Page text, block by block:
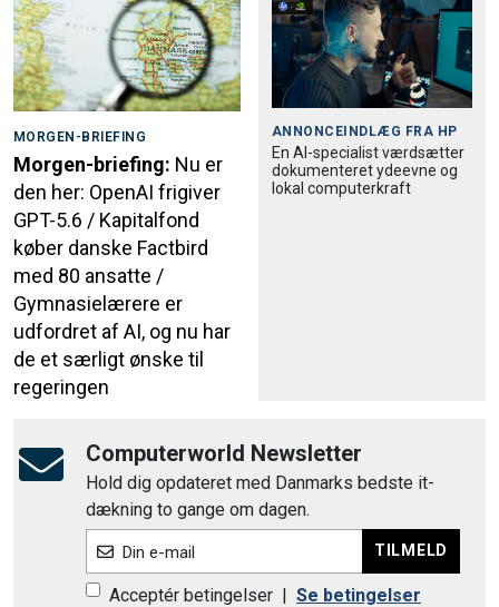
MORGEN-BRIEFING
Morgen-briefing: Nu er
den her: OpenAI frigiver
GPT-5.6 / Kapitalfond
køber danske Factbird
med 80 ansatte /
Gymnasielærere er
udfordret af AI, og nu har
de et særligt ønske til
regeringen
ANNONCEINDLÆG FRA HP
En AI-specialist værdsætter
dokumenteret ydeevne og
lokal computerkraft
Computerworld Newsletter
Hold dig opdateret med Danmarks bedste it-
dækning to gange om dagen.
Din e-mail TILMELD
Acceptér betingelser | Se betingelser